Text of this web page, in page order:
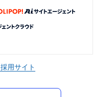
採用サイト